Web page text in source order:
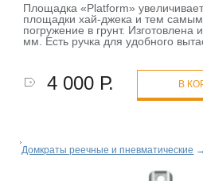
Площадка «Platform» увеличивает
площадки хай-джека и тем
погружение в грунт.
мм. Есть ручка для удобного
4 000 Р. В
Домкраты реечные и пневматические →